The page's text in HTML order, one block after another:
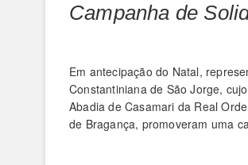
Campanha de
Em antecipação do Natal,
Constantiniana de São Jorge,
Abadia de Casamari da Real
de Bragança, promoveram uma